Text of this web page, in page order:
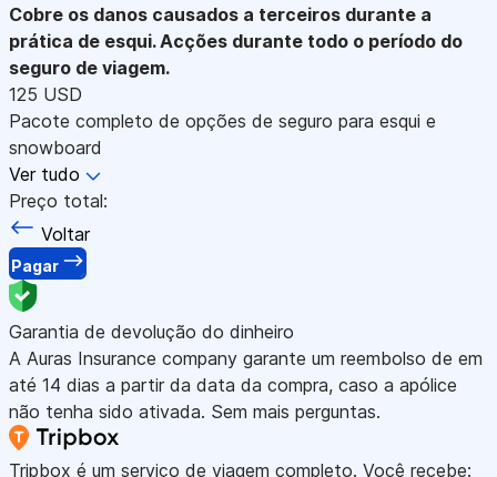
Cobre os danos causados a terceiros durante a
prática de esqui. Acções durante todo o período do
seguro de viagem.
125 USD
Pacote completo de opções de seguro para esqui e
snowboard
Ver tudo
Preço total:
Voltar
Pagar
Garantia de devolução do dinheiro
A Auras Insurance company garante um reembolso de em
até 14 dias a partir da data da compra, caso a apólice
não tenha sido ativada. Sem mais perguntas.
Tripbox é um serviço de viagem completo. Você recebe: